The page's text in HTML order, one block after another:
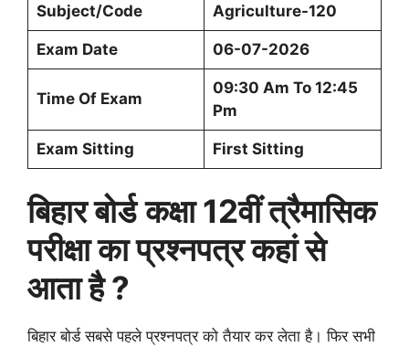
Subject/Code Agriculture-120
Exam Date 06-07-2026
Time Of Exam
09:30 Am To 12:45
Pm
Exam Sitting First Sitting
बिहार बोर्ड कक्षा 12वीं त्रैमासिक
परीक्षा का प्रश्नपत्र कहां से
आता है ?
बिहार बोर्ड सबसे पहले प्रश्नपत्र को तैयार कर लेता है। फिर सभी